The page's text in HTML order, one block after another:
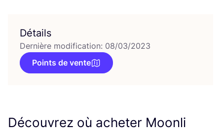
Détails
Dernière modification: 08/03/2023
Points de vente
Découvrez où acheter Moonli